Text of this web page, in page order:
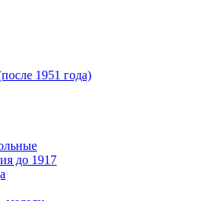
1951 года)
до 1917